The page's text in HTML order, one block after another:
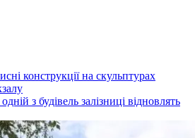
конструкції на скульптурах
з будівель залізниці відновлять